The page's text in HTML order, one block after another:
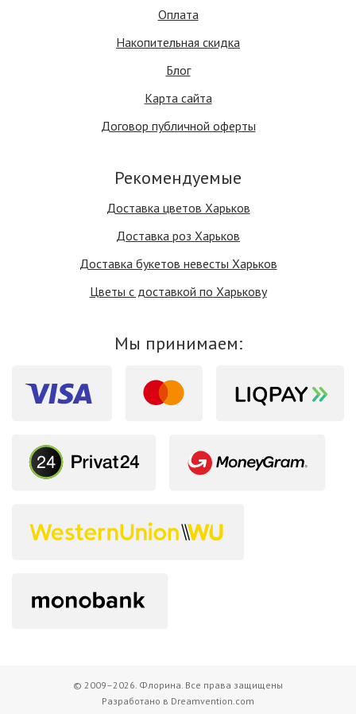
Оплата
Накопительная скидка
Блог
Карта сайта
Договор публичной оферты
Рекомендуемые
Доставка цветов Харьков
Доставка роз Харьков
Доставка букетов невесты Харьков
Цветы с доставкой по Харькову
Мы принимаем:
© 2009–2026. Флорина. Все права защищены
Разработано в Dreamvention.com